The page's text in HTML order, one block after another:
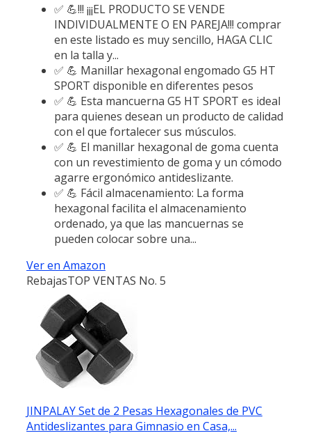
✅ 💪!!! ¡¡¡EL PRODUCTO SE VENDE
INDIVIDUALMENTE O EN PAREJA!!! comprar
en este listado es muy sencillo, HAGA CLIC
en la talla y...
✅ 💪 Manillar hexagonal engomado G5 HT
SPORT disponible en diferentes pesos
✅ 💪 Esta mancuerna G5 HT SPORT es ideal
para quienes desean un producto de calidad
con el que fortalecer sus músculos.
✅ 💪 El manillar hexagonal de goma cuenta
con un revestimiento de goma y un cómodo
agarre ergonómico antideslizante.
✅ 💪 Fácil almacenamiento: La forma
hexagonal facilita el almacenamiento
ordenado, ya que las mancuernas se
pueden colocar sobre una...
Ver en Amazon
RebajasTOP VENTAS No. 5
JINPALAY Set de 2 Pesas Hexagonales de PVC
Antideslizantes para Gimnasio en Casa,...